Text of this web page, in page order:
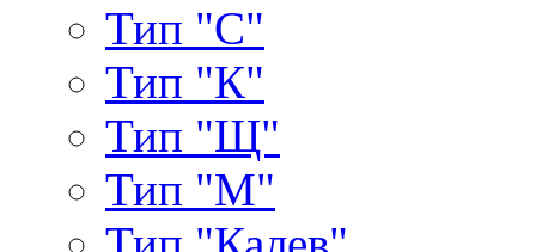
Тип "С"
Тип "К"
Тип "Щ"
Тип "М"